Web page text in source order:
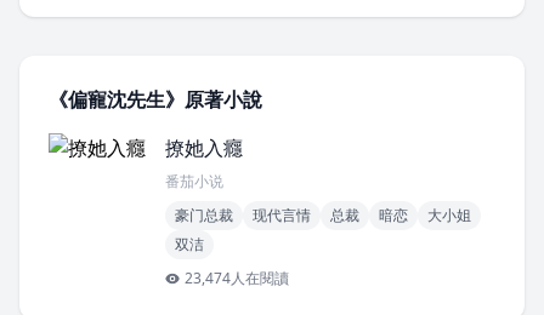
《偏寵沈先生》原著小說
撩她入癮
番茄小说
豪门总裁
现代言情 总裁 暗恋
大小姐
双洁
23,474人在閱讀